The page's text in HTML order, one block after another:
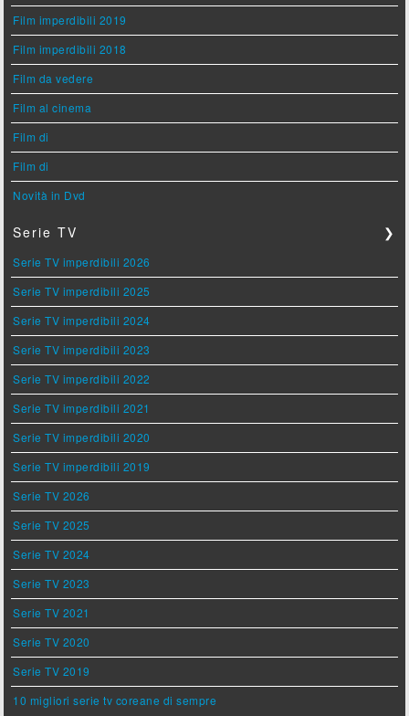
Film imperdibili 2019
Film imperdibili 2018
Film da vedere
Film al cinema
Film di
Film di
Novità in Dvd
Serie TV ❯
Serie TV imperdibili 2026
Serie TV imperdibili 2025
Serie TV imperdibili 2024
Serie TV imperdibili 2023
Serie TV imperdibili 2022
Serie TV imperdibili 2021
Serie TV imperdibili 2020
Serie TV imperdibili 2019
Serie TV 2026
Serie TV 2025
Serie TV 2024
Serie TV 2023
Serie TV 2021
Serie TV 2020
Serie TV 2019
10 migliori serie tv coreane di sempre